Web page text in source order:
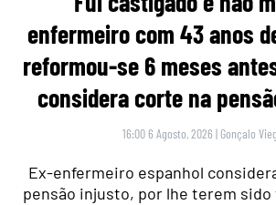
enfermeiro com 43 anos
reformou-se 6 meses
considera corte na
16:00 6 Agosto, 2026 | Gonçalo
Ex-enfermeiro espanhol
pensão injusto, por lhe terem sido